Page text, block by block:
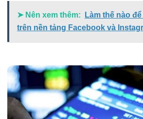
➤ Nên xem thêm:
Làm thế nào
trên nền tảng Facebook và